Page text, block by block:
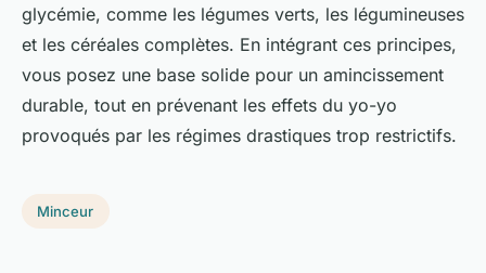
glycémie, comme les légumes verts, les légumineuses
et les céréales complètes. En intégrant ces principes,
vous posez une base solide pour un amincissement
durable, tout en prévenant les effets du yo-yo
provoqués par les régimes drastiques trop restrictifs.
Minceur